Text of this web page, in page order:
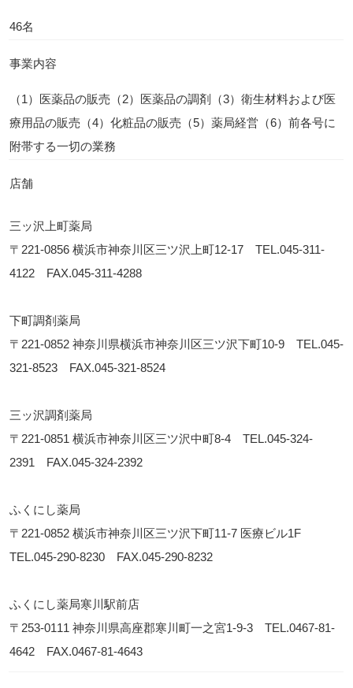
46名
事業内容
（1）医薬品の販売（2）医薬品の調剤（3）衛生材料および医
療用品の販売（4）化粧品の販売（5）薬局経営（6）前各号に
附帯する一切の業務
店舗
三ッ沢上町薬局
〒221-0856 横浜市神奈川区三ツ沢上町12-17 TEL.045-311-
4122 FAX.045-311-4288
下町調剤薬局
〒221-0852 神奈川県横浜市神奈川区三ツ沢下町10-9 TEL.045-
321-8523 FAX.045-321-8524
三ッ沢調剤薬局
〒221-0851 横浜市神奈川区三ツ沢中町8-4 TEL.045-324-
2391 FAX.045-324-2392
ふくにし薬局
〒221-0852 横浜市神奈川区三ツ沢下町11-7 医療ビル1F
TEL.045-290-8230 FAX.045-290-8232
ふくにし薬局寒川駅前店
〒253-0111 神奈川県高座郡寒川町一之宮1-9-3 TEL.0467-81-
4642 FAX.0467-81-4643